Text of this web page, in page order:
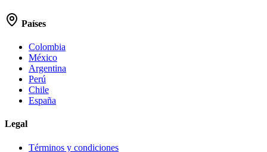
Países
Colombia
México
Argentina
Perú
Chile
España
Legal
Términos y condiciones